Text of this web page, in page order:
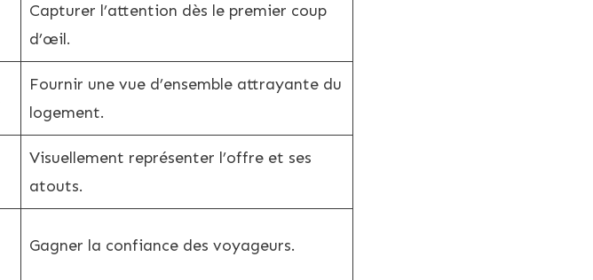
Capturer l’attention dès le premier coup
d’œil.
Fournir une vue d’ensemble attrayante du
logement.
Visuellement représenter l’offre et ses
atouts.
Gagner la confiance des voyageurs.